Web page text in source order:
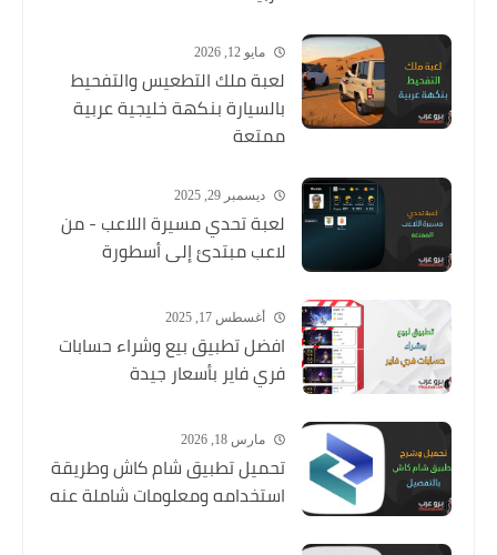
مايو 12, 2026
لعبة ملك التطعيس والتفحيط
بالسيارة بنكهة خليجية عربية
ممتعة
ديسمبر 29, 2025
لعبة تحدي مسيرة اللاعب - من
لاعب مبتدئ إلى أسطورة
أغسطس 17, 2025
افضل تطبيق بيع وشراء حسابات
فري فاير بأسعار جيدة
مارس 18, 2026
تحميل تطبيق شام كاش وطريقة
استخدامه ومعلومات شاملة عنه